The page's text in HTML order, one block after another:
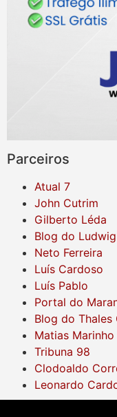
Parceiros
Atual 7
John Cutrim
Gilberto Léda
Blog do Ludwig
Neto Ferreira
Luís Cardoso
Luís Pablo
Portal do
Blog do Thales
Matias Marinho
Tribuna 98
Clodoaldo
Leonardo